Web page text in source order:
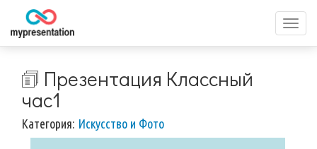
меню
🗊 Презентация Классный
час1
Категория: Искусство и Фото